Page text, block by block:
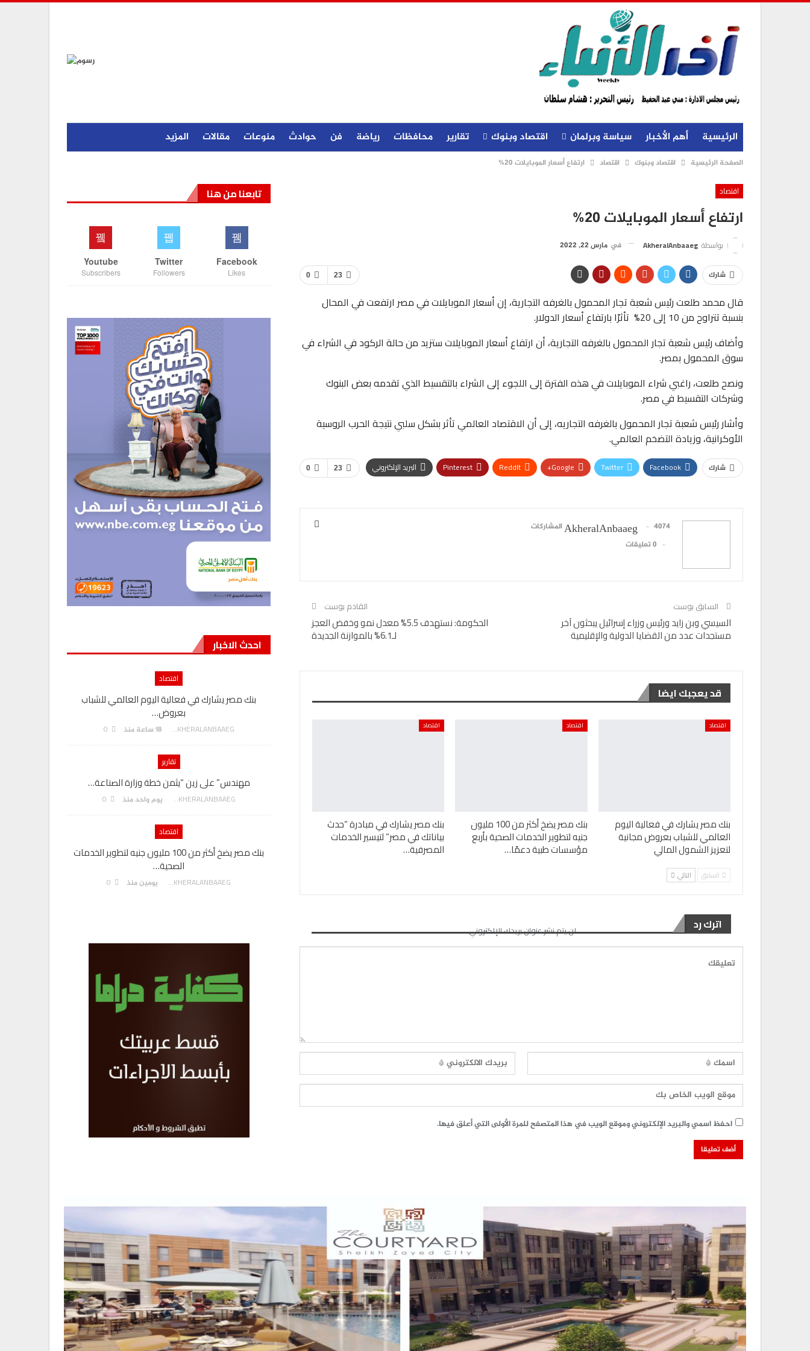
الرئيسية أهم الأخبار سياسة وبرلمان اقتصاد وبنوك تقارير محافظات رياضة فن حوادث منوعات مقالات المزيد
الصفحة الرئيسية اقتصاد وبنوك اقتصاد ارتفاع أسعار الموبايلات 20%
اقتصاد
ارتفاع أسعار الموبايلات 20%
بواسطة AkheralAnbaaeg في مارس 22, 2022
0 23 شارك
قال محمد طلعت رئيس شعبة تجار المحمول بالغرفه التجارية، إن أسعار الموبايلات في مصر ارتفعت في المحال
بنسبة تتراوح من 10 إلى 20% تأثرًا بارتفاع أسعار الدولار.
وأضاف رئيس شعبة تجار المحمول بالغرفه التجارية، أن ارتفاع أسعار الموبايلات ستزيد من حالة الركود في الشراء في
سوق المحمول بمصر.
ونصح طلعت، راغبي شراء الموبايلات في هذه الفترة إلى اللجوء إلى الشراء بالتقسيط الذي تقدمه بعض البنوك
وشركات التقسيط في مصر.
وأشار رئيس شعبة تجار المحمول بالغرفه التجاريه، إلى أن الاقتصاد العالمي تأثر بشكل سلبي نتيجة الحرب الروسية
الأوكرانية، وزيادة التضخم العالمي.
0 23 شارك Facebook
Twitter
Google+
ReddIt
Pinterest البريد الإلكتروني
AkheralAnbaaeg
4074 المشاركات
0 تعليقات
السابق بوست
السيسي وبن زايد ورئيس وزراء إسرائيل يبحثون آخر
مستجدات عدد من القضايا الدولية والإقليمية
القادم بوست
الحكومة: نستهدف 5.5% معدل نمو وخفض العجز
لـ6.1% بالموازنة الجديدة
قد يعجبك ايضا
اقتصاد
بنك مصر يشارك في فعالية اليوم
العالمي للشباب بعروض مجانية
لتعزيز الشمول المالي
اقتصاد
بنك مصر يضخ أكثر من 100 مليون
جنيه لتطوير الخدمات الصحية بأربع
مؤسسات طبية دعمًا…
اقتصاد
بنك مصر يشارك في مبادرة “حدث
بياناتك في مصر” لتيسير الخدمات
المصرفية…
السابق التالي
اترك رد لن يتم نشر عنوان بريدك الإلكتروني.
احفظ اسمي والبريد الإلكتروني وموقع الويب في هذا المتصفح للمرة الأولى التي أعلق فيها.
تابعنا من هنا
Facebook
Likes
Twitter
Followers
Youtube
Subscribers
احدث الاخبار
اقتصاد
بنك مصر يشارك في فعالية اليوم العالمي للشباب
بعروض…
AKHERALANBAAEG 18 ساعة منذ
تقارير
مهندس” على زين “يثمن خطة وزارة الصناعة…
AKHERALANBAAEG يوم واحد منذ
اقتصاد
بنك مصر يضخ أكثر من 100 مليون جنيه لتطوير الخدمات
الصحية…
AKHERALANBAAEG يومين منذ